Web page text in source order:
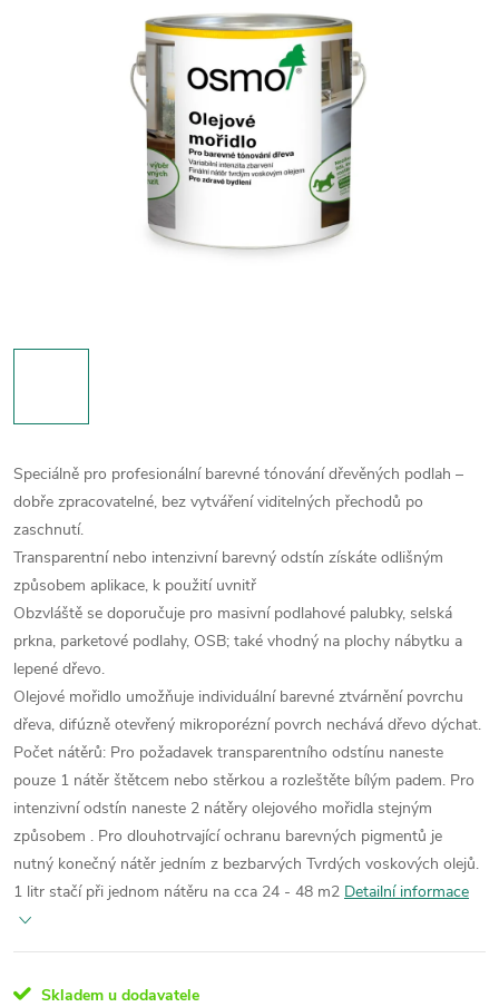
Speciálně pro profesionální barevné tónování dřevěných podlah –
dobře zpracovatelné, bez vytváření viditelných přechodů po
zaschnutí.
Transparentní nebo intenzivní barevný odstín získáte odlišným
způsobem aplikace, k použití uvnitř
Obzvláště se doporučuje pro masivní podlahové palubky, selská
prkna, parketové podlahy, OSB; také vhodný na plochy nábytku a
lepené dřevo.
Olejové mořidlo umožňuje individuální barevné ztvárnění povrchu
dřeva, difúzně otevřený mikroporézní povrch nechává dřevo dýchat.
Počet nátěrů: Pro požadavek transparentního odstínu naneste
pouze 1 nátěr štětcem nebo stěrkou a rozleštěte bílým padem. Pro
intenzivní odstín naneste 2 nátěry olejového mořidla stejným
způsobem . Pro dlouhotrvající ochranu barevných pigmentů je
nutný konečný nátěr jedním z bezbarvých Tvrdých voskových olejů.
1 litr stačí při jednom nátěru na cca 24 - 48 m2 Detailní informace
Skladem u dodavatele